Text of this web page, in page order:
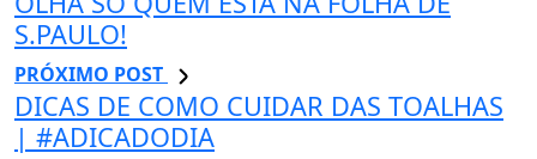
S.PAULO!
PRÓXIMO POST
DICAS DE COMO CUIDAR DAS TOALHAS
| #ADICADODIA